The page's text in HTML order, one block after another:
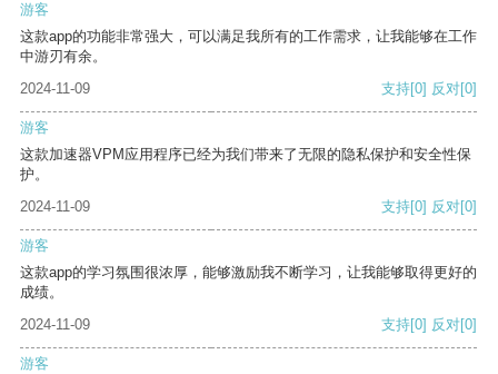
游客
这款app的功能非常强大，可以满足我所有的工作需求，让我能够在工作
中游刃有余。
2024-11-09
支持[0] 反对[0]
游客
这款加速器VPM应用程序已经为我们带来了无限的隐私保护和安全性保
护。
2024-11-09
支持[0] 反对[0]
游客
这款app的学习氛围很浓厚，能够激励我不断学习，让我能够取得更好的
成绩。
2024-11-09
支持[0] 反对[0]
游客